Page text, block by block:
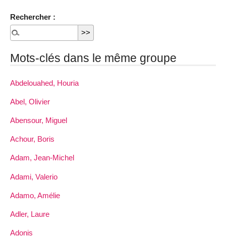
Rechercher :
Mots-clés dans le même groupe
Abdelouahed, Houria
Abel, Olivier
Abensour, Miguel
Achour, Boris
Adam, Jean-Michel
Adami, Valerio
Adamo, Amélie
Adler, Laure
Adonis